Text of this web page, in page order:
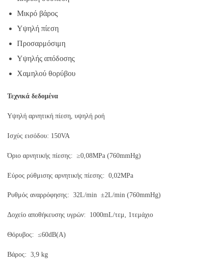
Μικρό βάρος
Υψηλή πίεση
Προσαρμόσιμη
Υψηλής απόδοσης
Χαμηλού θορύβου
Τεχνικά δεδομένα
Υψηλή αρνητική πίεση, υψηλή ροή
Ισχύς εισόδου: 150VA
Όριο αρνητικής πίεσης: ≥0,08MPa (760mmHg)
Εύρος ρύθμισης αρνητικής πίεσης: 0,02MPa
Ρυθμός αναρρόφησης: 32L/min ±2L/min (760mmHg)
Δοχείο αποθήκευσης υγρών: 1000mL/τεμ, 1τεμάχιο
Θόρυβος: ≤60dB(A)
Βάρος: 3,9 kg